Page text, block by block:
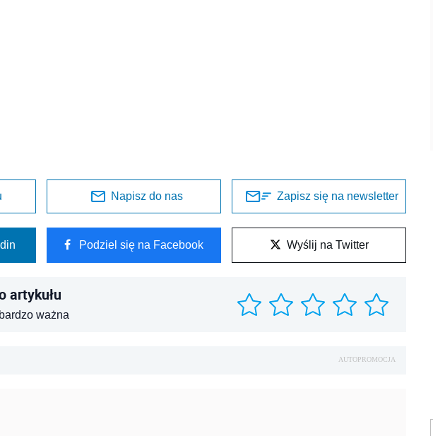
Napisz do nas Zapisz się na newsletter
Podziel się na Facebook Wyślij na Twitter
artykułu
ważna
AUTOPROMOCJA